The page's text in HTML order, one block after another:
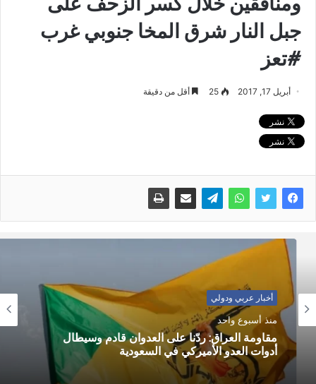
جبل النار شرق المخا جنوبي غرب
#تعز
أبريل 17, 2017 25 أقل من دقيقة
أخبار عربي ودولي
منذ أسبوع واحد
مقاومة العراق: ردّنا على العدوان قادم وسيطال
أدوات العدو الأميركي في السعودية